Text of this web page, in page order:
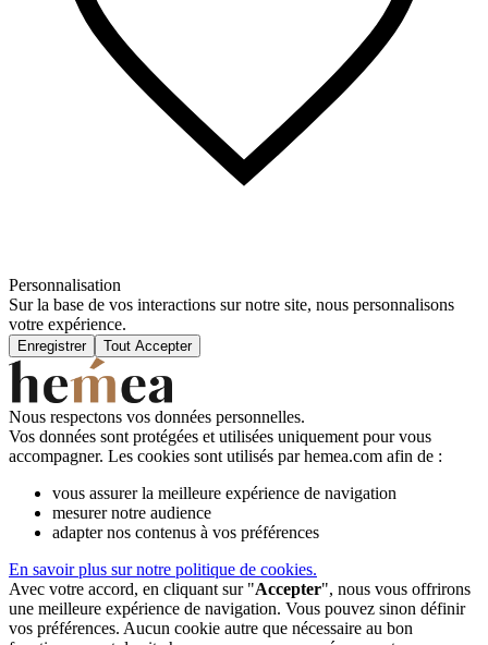
Personnalisation
Sur la base de vos interactions sur notre site, nous personnalisons
votre expérience.
Enregistrer Tout Accepter
Nous respectons vos données personnelles.
Vos données sont protégées et utilisées uniquement pour vous
accompagner. Les cookies sont utilisés par hemea.com afin de :
vous assurer la meilleure expérience de navigation
mesurer notre audience
adapter nos contenus à vos préférences
En savoir plus sur notre politique de cookies.
Avec votre accord, en cliquant sur "Accepter", nous vous offrirons
une meilleure expérience de navigation. Vous pouvez sinon définir
vos préférences. Aucun cookie autre que nécessaire au bon